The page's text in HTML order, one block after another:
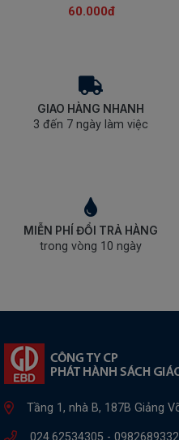
60.000đ
GIAO HÀNG NHANH
3 đến 7 ngày làm việc
MIỄN PHÍ ĐỔI TRẢ HÀNG
trong vòng 10 ngày
Tầng 1, nhà B, 187B Giảng
024.62534305 - 0982689332